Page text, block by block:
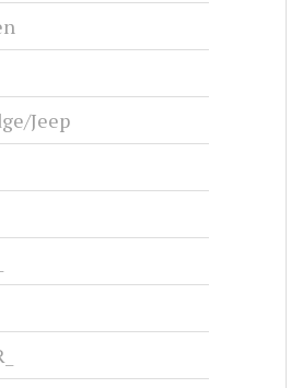
Jeep